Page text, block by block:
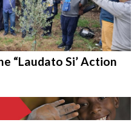
“Laudato Si’ Action